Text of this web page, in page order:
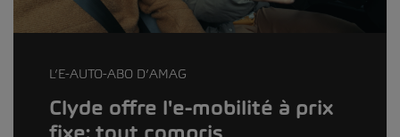
L’E-AUTO-ABO D’AMAG
Clyde offre l'e-mobilité à prix